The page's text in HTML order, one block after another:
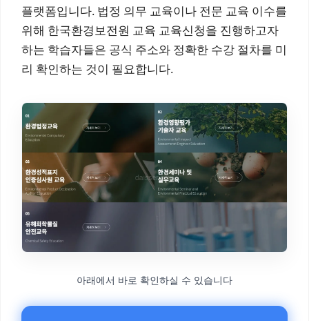
플랫폼입니다. 법정 의무 교육이나 전문 교육 이수를
위해 한국환경보전원 교육 교육신청을 진행하고자
하는 학습자들은 공식 주소와 정확한 수강 절차를 미
리 확인하는 것이 필요합니다.
아래에서 바로 확인하실 수 있습니다